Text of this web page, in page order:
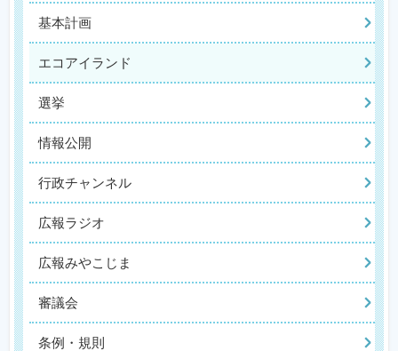
基本計画
エコアイランド
選挙
情報公開
行政チャンネル
広報ラジオ
広報みやこじま
審議会
条例・規則